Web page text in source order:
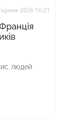
2026 16:21
людей